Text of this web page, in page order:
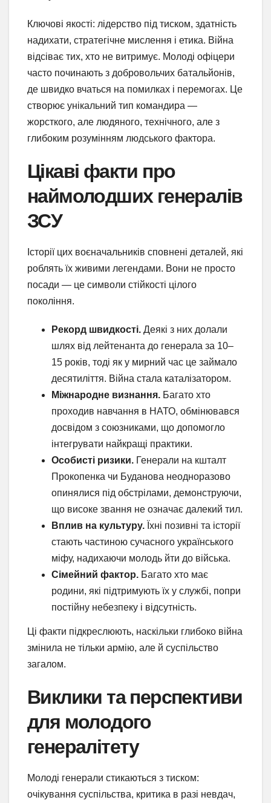
Ключові якості: лідерство під тиском, здатність
надихати, стратегічне мислення і етика. Війна
відсіває тих, хто не витримує. Молоді офіцери
часто починають з добровольчих батальйонів,
де швидко вчаться на помилках і перемогах. Це
створює унікальний тип командира —
жорсткого, але людяного, технічного, але з
глибоким розумінням людського фактора.
Цікаві факти про
наймолодших генералів
ЗСУ
Історії цих воєначальників сповнені деталей, які
роблять їх живими легендами. Вони не просто
посади — це символи стійкості цілого
покоління.
Рекорд швидкості. Деякі з них долали
шлях від лейтенанта до генерала за 10–
15 років, тоді як у мирний час це займало
десятиліття. Війна стала каталізатором.
Міжнародне визнання. Багато хто
проходив навчання в НАТО, обмінювався
досвідом з союзниками, що допомогло
інтегрувати найкращі практики.
Особисті ризики. Генерали на кшталт
Прокопенка чи Буданова неодноразово
опинялися під обстрілами, демонструючи,
що високе звання не означає далекий тил.
Вплив на культуру. Їхні позивні та історії
стають частиною сучасного українського
міфу, надихаючи молодь йти до війська.
Сімейний фактор. Багато хто має
родини, які підтримують їх у службі, попри
постійну небезпеку і відсутність.
Ці факти підкреслюють, наскільки глибоко війна
змінила не тільки армію, але й суспільство
загалом.
Виклики та перспективи
для молодого
генералітету
Молоді генерали стикаються з тиском:
очікування суспільства, критика в разі невдач,